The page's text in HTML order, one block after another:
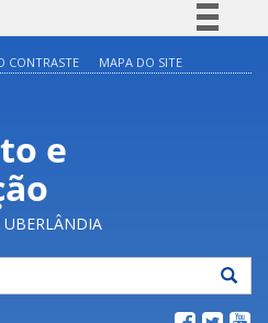
Acesso à informação
CONTRASTE MAPA DO SITE
e
UBERLÂNDIA